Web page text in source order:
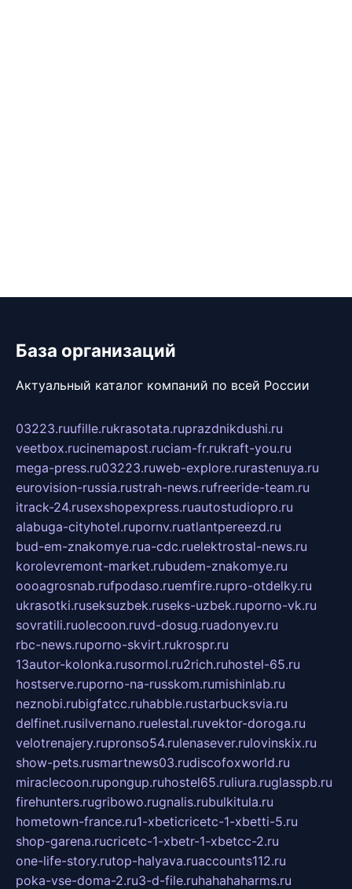
База организаций
Актуальный каталог компаний по всей России
03223.ruufille.rukrasotata.ruprazdnikdushi.ru
veetbox.rucinemapost.ruciam-fr.rukraft-you.ru
mega-press.ru03223.ruweb-explore.rurastenuya.ru
eurovision-russia.rustrah-news.rufreeride-team.ru
itrack-24.rusexshopexpress.ruautostudiopro.ru
alabuga-cityhotel.rupornv.ruatlantpereezd.ru
bud-em-znakomye.rua-cdc.ruelektrostal-news.ru
korolevremont-market.rubudem-znakomye.ru
oooagrosnab.rufpodaso.ruemfire.rupro-otdelky.ru
ukrasotki.ruseksuzbek.ruseks-uzbek.ruporno-vk.ru
sovratili.ruolecoon.ruvd-dosug.ruadonyev.ru
rbc-news.ruporno-skvirt.rukrospr.ru
13autor-kolonka.rusormol.ru2rich.ruhostel-65.ru
hostserve.ruporno-na-russkom.rumishinlab.ru
neznobi.rubigfatcc.ruhabble.rustarbucksvia.ru
delfinet.rusilvernano.ruelestal.ruvektor-doroga.ru
velotrenajery.rupronso54.rulenasever.rulovinskix.ru
show-pets.rusmartnews03.rudiscofoxworld.ru
miraclecoon.rupongup.ruhostel65.ruliura.ruglasspb.ru
firehunters.rugribowo.rugnalis.rubulkitula.ru
hometown-france.ru1-xbeticricetc-1-xbetti-5.ru
shop-garena.rucricetc-1-xbetr-1-xbetcc-2.ru
one-life-story.rutop-halyava.ruaccounts112.ru
poka-vse-doma-2.ru3-d-file.ruhahahaharms.ru